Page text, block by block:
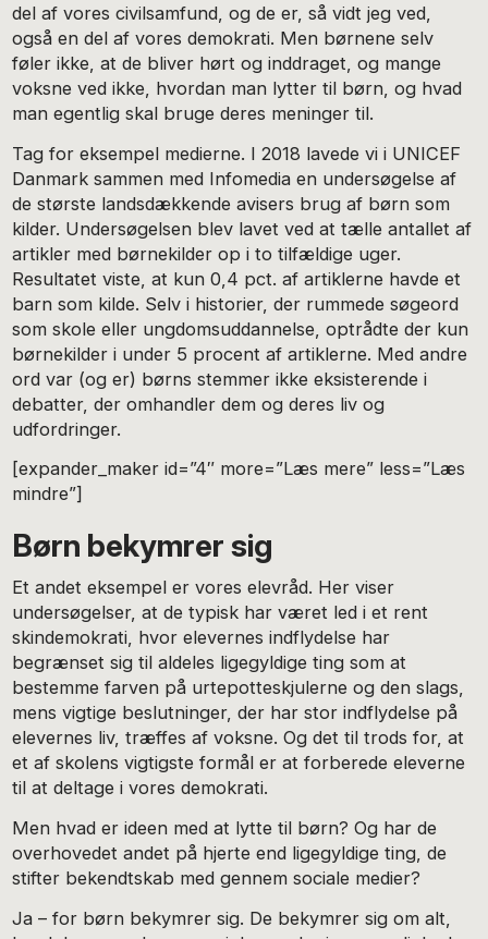
del af vores civilsamfund, og de er, så vidt jeg ved,
også en del af vores demokrati. Men børnene selv
føler ikke, at de bliver hørt og inddraget, og mange
voksne ved ikke, hvordan man lytter til børn, og hvad
man egentlig skal bruge deres meninger til.
Tag for eksempel medierne. I 2018 lavede vi i UNICEF
Danmark sammen med Infomedia en undersøgelse af
de største landsdækkende avisers brug af børn som
kilder. Undersøgelsen blev lavet ved at tælle antallet af
artikler med børnekilder op i to tilfældige uger.
Resultatet viste, at kun 0,4 pct. af artiklerne havde et
barn som kilde. Selv i historier, der rummede søgeord
som skole eller ungdomsuddannelse, optrådte der kun
børnekilder i under 5 procent af artiklerne. Med andre
ord var (og er) børns stemmer ikke eksisterende i
debatter, der omhandler dem og deres liv og
udfordringer.
[expander_maker id=”4″ more=”Læs mere” less=”Læs
mindre”]
Børn bekymrer sig
Et andet eksempel er vores elevråd. Her viser
undersøgelser, at de typisk har været led i et rent
skindemokrati, hvor elevernes indflydelse har
begrænset sig til aldeles ligegyldige ting som at
bestemme farven på urtepotteskjulerne og den slags,
mens vigtige beslutninger, der har stor indflydelse på
elevernes liv, træffes af voksne. Og det til trods for, at
et af skolens vigtigste formål er at forberede eleverne
til at deltage i vores demokrati.
Men hvad er ideen med at lytte til børn? Og har de
overhovedet andet på hjerte end ligegyldige ting, de
stifter bekendtskab med gennem sociale medier?
Ja – for børn bekymrer sig. De bekymrer sig om alt,